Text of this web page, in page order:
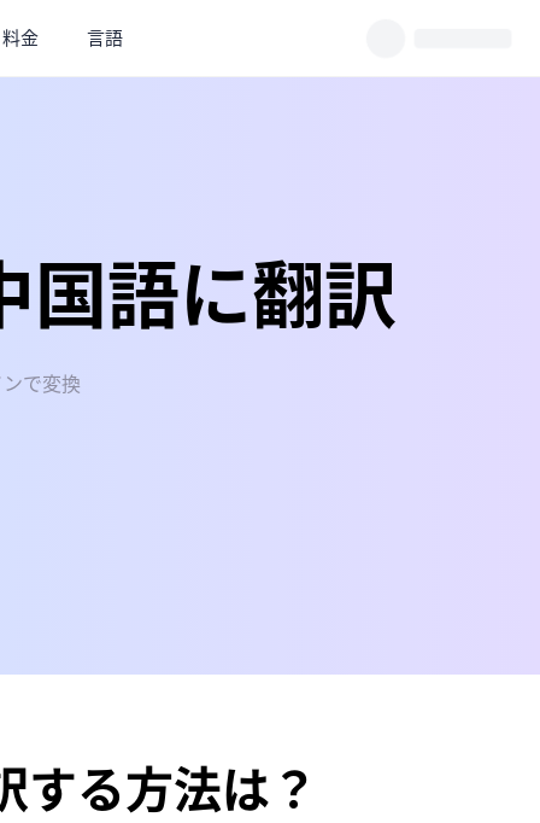
料金 言語
国語に翻訳
で変換
する方法は？